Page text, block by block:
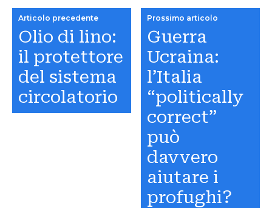
Articolo precedente
Olio di lino:
il protettore
del sistema
circolatorio
Prossimo articolo
Guerra
Ucraina:
l’Italia
“politically
correct”
può
davvero
aiutare i
profughi?